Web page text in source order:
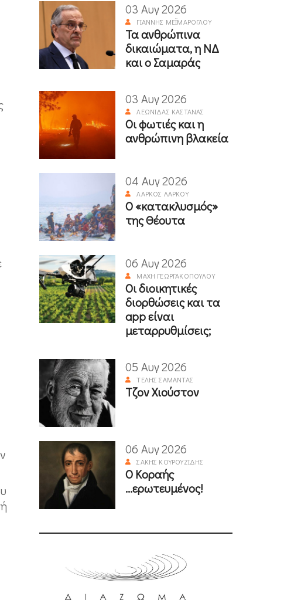
03 Αυγ 2026
ΓΙΆΝΝΗΣ ΜΕΪΜΆΡΟΓΛΟΥ
Τα ανθρώπινα
δικαιώματα, η ΝΔ
και ο Σαμαράς
03 Αυγ 2026
ΛΕΩΝΊΔΑΣ ΚΑΣΤΑΝΆΣ
Οι φωτιές και η
ανθρώπινη βλακεία
04 Αυγ 2026
ΛΆΡΚΟΣ ΛΆΡΚΟΥ
Ο «κατακλυσμός»
της Θέουτα
06 Αυγ 2026
ΜΆΧΗ ΓΕΩΡΓΑΚΟΠΟΎΛΟΥ
Οι διοικητικές
διορθώσεις και τα
app είναι
μεταρρυθμίσεις;
05 Αυγ 2026
ΤΈΛΗΣ ΣΑΜΑΝΤΆΣ
Τζον Χιούστον
06 Αυγ 2026
ΣΆΚΗΣ ΚΟΥΡΟΥΖΊΔΗΣ
Ο Κοραής
...ερωτευμένος!